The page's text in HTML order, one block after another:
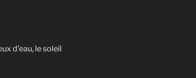
d’eau, le soleil